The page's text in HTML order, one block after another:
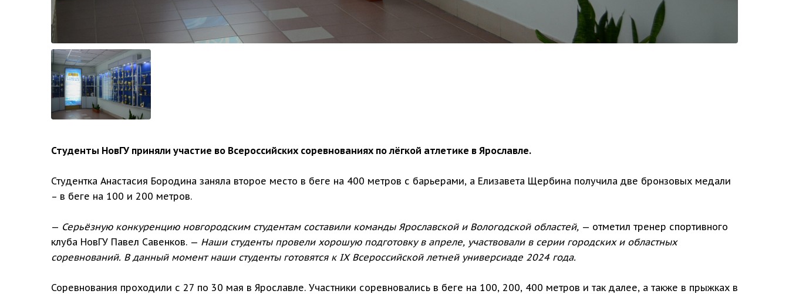
Студенты НовГУ приняли участие во Всероссийских соревнованиях по лёгкой атлетике в Ярославле.
Студентка Анастасия Бородина заняла второе место в беге на 400 метров с барьерами, а Елизавета Щербина получила две бронзовых медали
– в беге на 100 и 200 метров.
— Серьёзную конкуренцию новгородским студентам составили команды Ярославской и Вологодской областей, — отметил тренер спортивного
клуба НовГУ Павел Савенков. — Наши студенты провели хорошую подготовку в апреле, участвовали в серии городских и областных
соревнований. В данный момент наши студенты готовятся к IX Всероссийской летней универсиаде 2024 года.
Соревнования проходили с 27 по 30 мая в Ярославле. Участники соревновались в беге на 100, 200, 400 метров и так далее, а также в прыжках в